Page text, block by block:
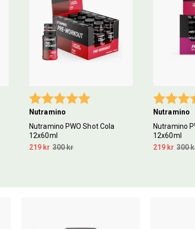
Betyg:
Nutramino
Nutramino PWO Shot Cola
12x60ml
219 kr 300 kr
Betyg:
Nutramino
Nutramino
12x60ml
219 kr 300